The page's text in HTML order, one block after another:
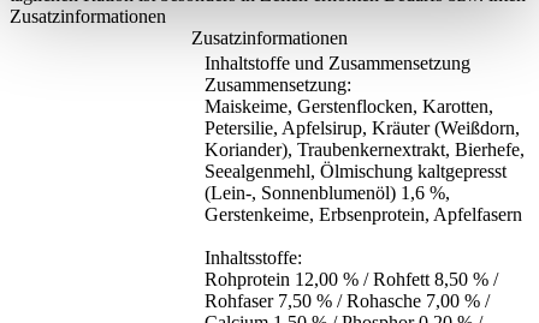
Zusatzinformationen
Zusatzinformationen
Inhaltstoffe und Zusammensetzung
Zusammensetzung:
Maiskeime, Gerstenflocken, Karotten,
Petersilie, Apfelsirup, Kräuter (Weißdorn,
Koriander), Traubenkernextrakt, Bierhefe,
Seealgenmehl, Ölmischung kaltgepresst
(Lein-, Sonnenblumenöl) 1,6 %,
Gerstenkeime, Erbsenprotein, Apfelfasern
Inhaltsstoffe:
Rohprotein 12,00 % / Rohfett 8,50 % /
Rohfaser 7,50 % / Rohasche 7,00 % /